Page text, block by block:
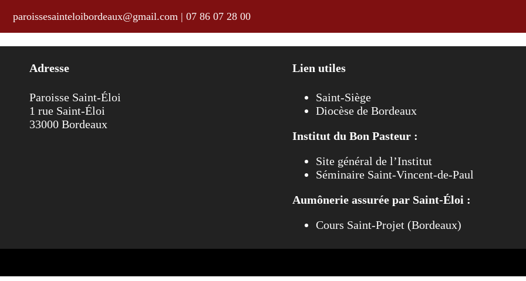
paroissesainteloibordeaux@gmail.com| 07 86 07 28 00
11 novembre 2018
Adresse
Paroisse Saint-Éloi
1 rue Saint-Éloi
33000 Bordeaux
Lien utiles
Saint-Siège
Diocèse de Bordeaux
Institut du Bon Pasteur :
Site général de l’Institut
Séminaire Saint-Vincent-de-Paul
Aumônerie assurée par Saint-Éloi :
Cours Saint-Projet (Bordeaux)